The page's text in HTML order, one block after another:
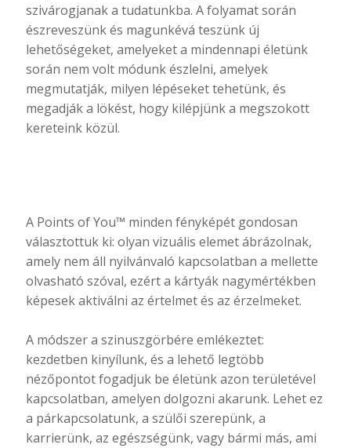
szivárogjanak a tudatunkba. A folyamat során
észreveszünk és magunkévá teszünk új
lehetőségeket, amelyeket a mindennapi életünk
során nem volt módunk észlelni, amelyek
megmutatják, milyen lépéseket tehetünk, és
megadják a lökést, hogy kilépjünk a megszokott
kereteink közül.
A Points of You™ minden fényképét gondosan
választottuk ki: olyan vizuális elemet ábrázolnak,
amely nem áll nyilvánvaló kapcsolatban a mellette
olvasható szóval, ezért a kártyák nagymértékben
képesek aktiválni az értelmet és az érzelmeket.
A módszer a szinuszgörbére emlékeztet:
kezdetben kinyílunk, és a lehető legtöbb
nézőpontot fogadjuk be életünk azon területével
kapcsolatban, amelyen dolgozni akarunk. Lehet ez
a párkapcsolatunk, a szülői szerepünk, a
karrierünk, az egészségünk, vagy bármi más, ami